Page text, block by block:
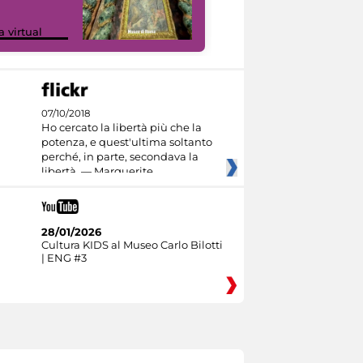
virtual
07/10/2018
Ho cercato la libertà più che la
potenza, e quest'ultima soltanto
perché, in parte, secondava la
libertà. — Marguerite
28/01/2026
Cultura KIDS al Museo Carlo Bilotti
| ENG #3